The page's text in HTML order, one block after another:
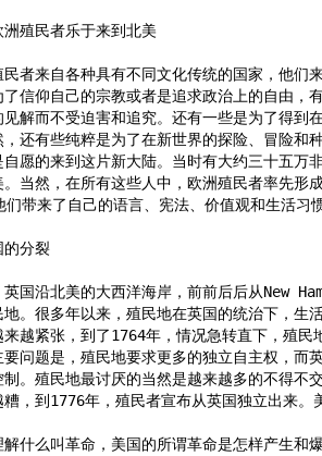
殖民者乐于来到北美
者来自各种具有不同文化传统的国家，他们
信仰自己的宗教或者是追求政治上的自由，
解而不受迫害和追究。还有一些是为了得到
还有些纯粹是为了在新世界的探险、冒险和
愿的来到这片新大陆。当时有大约三十五万
当然，在所有这些人中，欧洲殖民者率先形
们带来了自己的语言、宪法、价值观和生活习
的分裂
英国沿北美的大西洋海岸，前前后后从New
。很多年以来，殖民地在英国的统治下，生
越紧张，到了1764年，情况急转直下，殖民
问题是，殖民地要求更多的独立自主权，而
。殖民地最讨厌的当然是越来越多的不得不
，到1776年，殖民者宣布从英国独立出来。
什么叫革命，美国的所谓革命是怎样产生和